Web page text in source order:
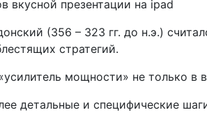
(356 – 323 гг. до н.э.)
стратегий.
мощности» не только в
детальные и специфические